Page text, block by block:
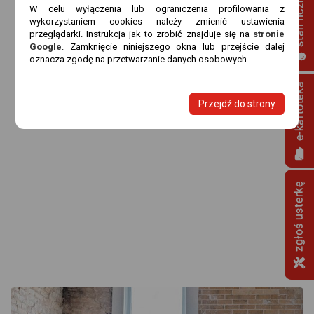
W celu wyłączenia lub ograniczenia profilowania z
wykorzystaniem cookies należy zmienić ustawienia
przeglądarki. Instrukcja jak to zrobić znajduje się na stronie
Google. Zamknięcie niniejszego okna lub przejście dalej
oznacza zgodę na przetwarzanie danych osobowych.
Przejdź do strony